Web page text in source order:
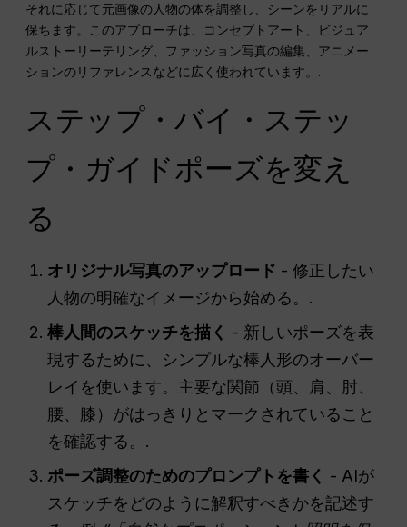
それに応じて元画像の人物の体を調整し、シーンをリアルに
保ちます。このアプローチは、コンセプトアート、ビジュア
ルストーリーテリング、ファッション写真の編集、アニメー
ションのリファレンスなどに広く使われています。.
ステップ・バイ・ステッ
プ・ガイドポーズを変え
る
オリジナル写真のアップロード - 修正したい
人物の明確なイメージから始める。.
棒人間のスケッチを描く - 新しいポーズを表
現するために、シンプルな棒人形のオーバー
レイを使います。主要な関節（頭、肩、肘、
腰、膝）がはっきりとマークされていること
を確認する。.
ポーズ調整のためのプロンプトを書く - AIが
スケッチをどのように解釈すべきかを記述す